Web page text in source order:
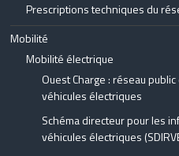
Prescriptions techniques du
Mobilité
Mobilité électrique
Ouest Charge : réseau
véhicules électriques
Schéma directeur pour les
véhicules électriques